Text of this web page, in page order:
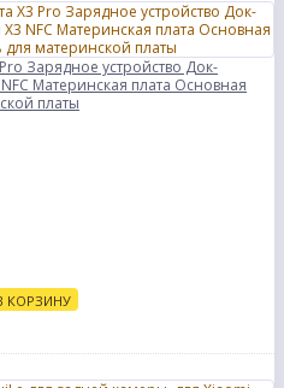
Зарядное устройство Док-
Материнская плата Основная
платы
КОРЗИНУ